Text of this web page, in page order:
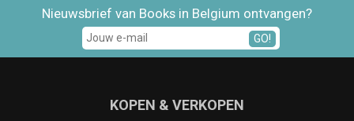
Nieuwsbrief van Books in Belgium ontvangen?
GO!
KOPEN & VERKOPEN